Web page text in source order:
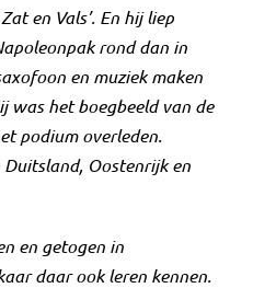
en Vals’. En hij liep
rond dan in
en muziek maken
was het boegbeeld van de
podium overleden.
Duitsland, Oostenrijk en
en getogen in
daar ook leren kennen.